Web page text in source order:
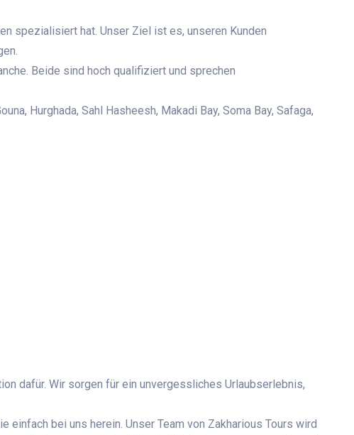
spezialisiert hat. Unser Ziel ist es, unseren Kunden
Beide sind hoch qualifiziert und sprechen
Hurghada, Sahl Hasheesh, Makadi Bay, Soma Bay, Safaga,
dafür. Wir sorgen für ein unvergessliches Urlaubserlebnis,
bei uns herein. Unser Team von Zakharious Tours wird